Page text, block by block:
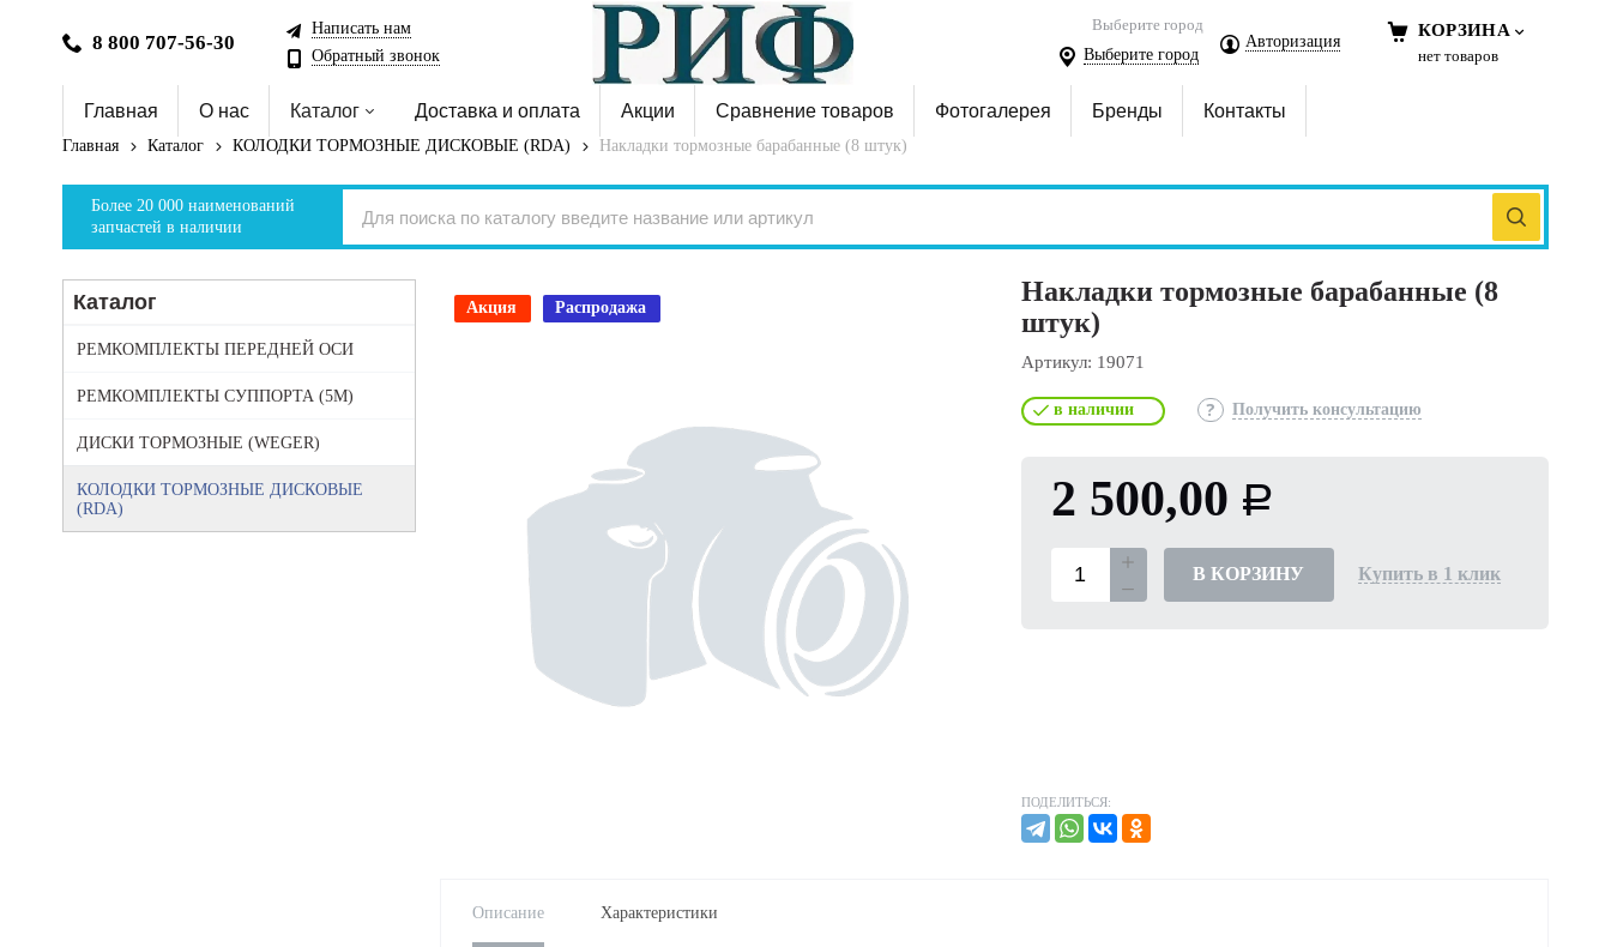
8 800 707-56-30
Написать нам
Обратный звонок
Выберите город
Выберите город
Авторизация
КОРЗИНА
нет товаров
Главная О нас Каталог Доставка и оплата Акции Сравнение товаров Фотогалерея Бренды Контакты
Главная Каталог КОЛОДКИ ТОРМОЗНЫЕ ДИСКОВЫЕ (RDA) Накладки тормозные барабанные (8 штук)
Более 20 000 наименований
запчастей в наличии
Каталог
РЕМКОМПЛЕКТЫ ПЕРЕДНЕЙ ОСИ
РЕМКОМПЛЕКТЫ СУППОРТА (5М)
ДИСКИ ТОРМОЗНЫЕ (WEGER)
КОЛОДКИ ТОРМОЗНЫЕ ДИСКОВЫЕ
(RDA)
Акция Распродажа
Накладки тормозные барабанные (8
штук)
Артикул: 19071
в наличии Получить консультацию
2 500,00 Р
В КОРЗИНУ Купить в 1 клик
ПОДЕЛИТЬСЯ:
Описание Характеристики